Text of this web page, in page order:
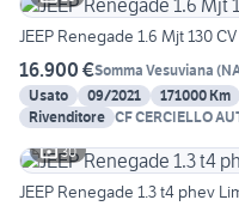
JEEP Renegade 1.6 Mjt 130
16.900 €Somma Vesuviana (
Usato
09/2021 171000 Km
Rivenditore CF CERCIELLO
30
JEEP Renegade 1.3 t4 phev